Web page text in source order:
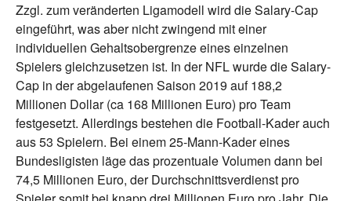
Zzgl. zum veränderten Ligamodell wird die Salary-Cap
eingeführt, was aber nicht zwingend mit einer
individuellen Gehaltsobergrenze eines einzelnen
Spielers gleichzusetzen ist. In der NFL wurde die Salary-
Cap in der abgelaufenen Saison 2019 auf 188,2
Millionen Dollar (ca 168 Millionen Euro) pro Team
festgesetzt. Allerdings bestehen die Football-Kader auch
aus 53 Spielern. Bei einem 25-Mann-Kader eines
Bundesligisten läge das prozentuale Volumen dann bei
74,5 Millionen Euro, der Durchschnittsverdienst pro